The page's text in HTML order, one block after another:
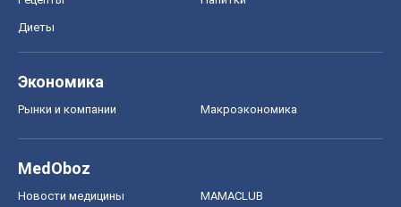
Диеты
Экономика
Рынки и компании Mакроэкономика
MedOboz
Новости медицины MAMACLUB